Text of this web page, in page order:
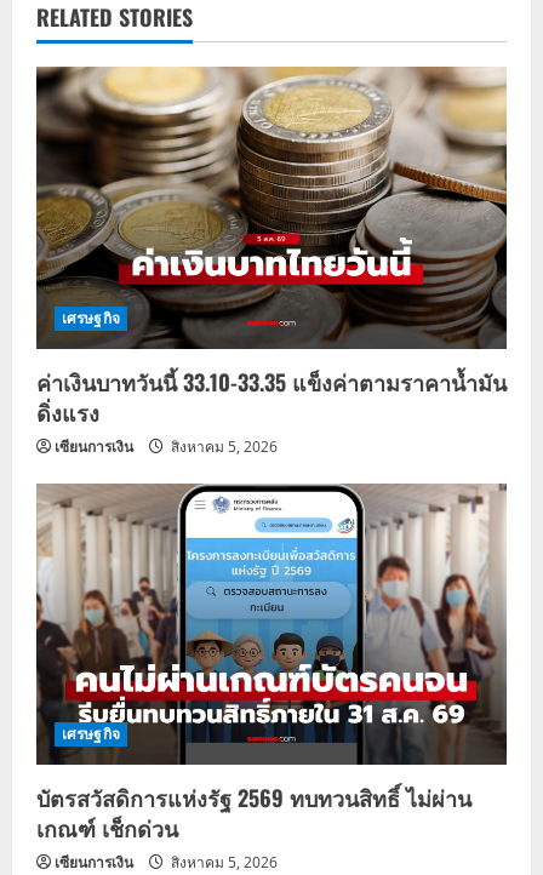
v
i
g
a
t
i
o
n
RELATED STORIES
เศรษฐกิจ
ค่าเงินบาทวันนี้ 33.10-33.35 แข็งค่าตามราคาน้ำมัน
ดิ่งแรง
เซียนการเงิน สิงหาคม 5, 2026
เศรษฐกิจ
บัตรสวัสดิการแห่งรัฐ 2569 ทบทวนสิทธิ์ ไม่ผ่าน
เกณฑ์ เช็กด่วน
เซียนการเงิน สิงหาคม 5, 2026